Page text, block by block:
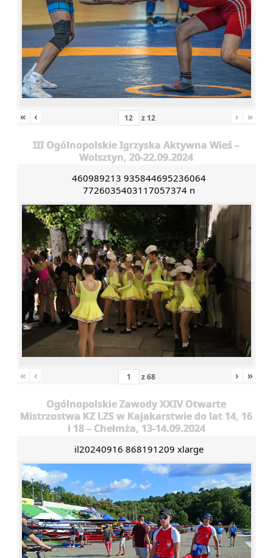
« ‹ z 12 › »
III Ogólnopolskie Igrzyska Aktywna Wieś –
Wolsztyn, 20-22.09.2024
460989213 935844695236064
7726035403117057374 n
« ‹ z68 › »
Ogólnopolskie Zawody XXIV Otwarte
Mistrzostwa KZ LZS w Kajakarstwie do lat 14, 16
i 18 – Chełmża, 13-14.09.2024
il20240916 868191209 xlarge